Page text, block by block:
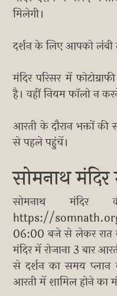
मिलेगी।
दर्शन के लिए आपको लंबी
मंदिर परिसर में
है। वहीं नियम फॉलो न
आरती के दौरान भक्तों की
से पहले पहुंचें।
सोमनाथ
सोमनाथ मंदिर
https://
06:00 बजे से लेकर रात
मंदिर में रोजाना 3 बार
से दर्शन का समय
आरती में शामिल होने का